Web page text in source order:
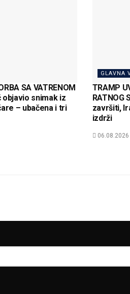
SA VATRENOM
objavio snimak iz
– ubačena i tri
GLAVNA
TRAMP
RATNOG
završiti,
izdrži
06.08.2026